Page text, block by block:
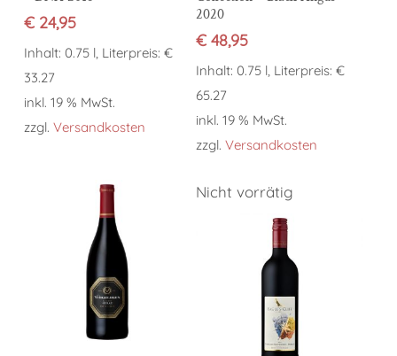
€24,95
Inhalt: 0.75 l, Literpreis: €
33.27
inkl. 19 % MwSt.
zzgl. Versandkosten
2020
€48,95
Inhalt: 0.75 l, Literpreis: €
65.27
inkl. 19 % MwSt.
zzgl.Versandkosten
Nicht vorrätig